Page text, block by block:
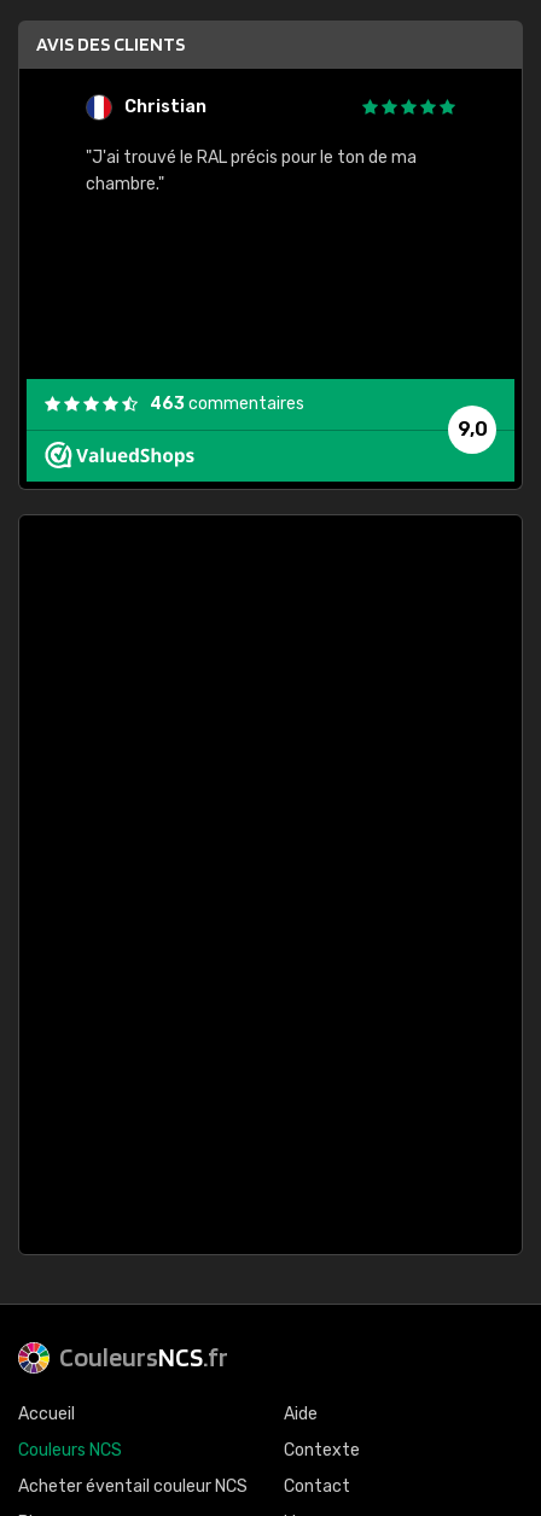
AVIS DES CLIENTS
Christian
"J'ai trouvé le RAL précis pour le ton de ma
chambre."
9,0
463commentaires
CouleursNCS.fr
Accueil
Couleurs NCS
Acheter éventail couleur NCS
Aide
Contexte
Contact